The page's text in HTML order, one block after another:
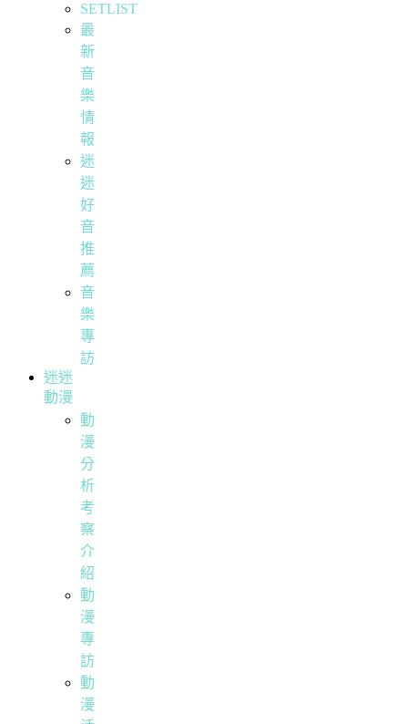
SETLIST
最
新
音
樂
情
報
迷
迷
好
音
推
薦
音
樂
專
訪
迷迷
動漫
動
漫
分
析
考
察
介
紹
動
漫
專
訪
動
漫